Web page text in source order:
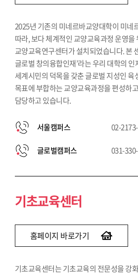
2025년 기존의 미네르바교양대학이 미네
따라, 보다 체계적인 교양교육과정 운영
교양교육연구센터가 설치되었습니다. 본
글로벌 창의융합인재’라는 우리 대학의
세계시민의 덕목을 갖춘 글로벌 지성인
목표에 부합하는 교양교육과정을 편성하
담당하고 있습니다.
서울캠퍼스 02-
글로벌캠퍼스 031-
기초교육센터
홈페이지 바로가기
기초교육센터는 기초교육의 전문성을 강